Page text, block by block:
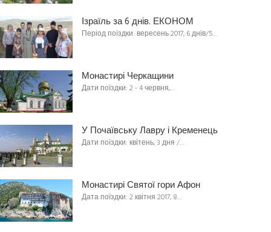
Ізраїль за 6 днів. ЕКОНОМ
Період поїздки: вересень 2017, 6 днів/5…
Монастирі Черкащини
Дати поїздки: 2 - 4 червня,…
У Почаївську Лавру і Кременець
Дати поїздки: квітень, 3 дня /…
Монастирі Святої гори Афон
Дата поїздки: 2 квітня 2017, 8…